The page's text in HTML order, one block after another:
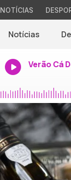
NOTÍCIAS
Notícias
Verão Cá